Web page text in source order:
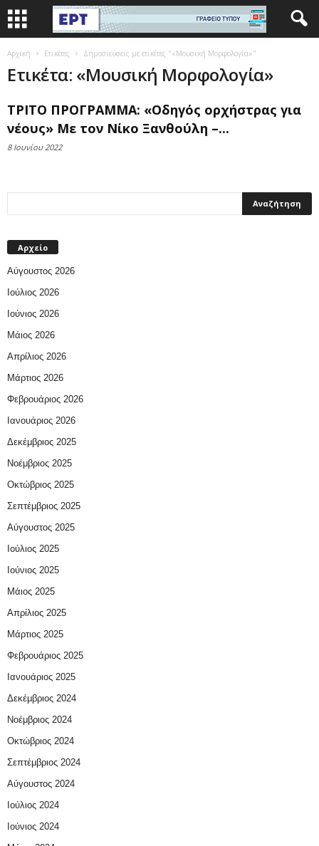
Αρχική Ετικέτες Δημοσιεύσεις με ετικέτες "«Μουσική Μορφολογία»"
Ετικέτα: «Μουσική Μορφολογία»
ΤΡΙΤΟ ΠΡΟΓΡΑΜΜΑ: «Οδηγός ορχήστρας για
νέους» Με τον Νίκο Ξανθούλη –...
8 Ιουνίου 2022
Αρχείο
Αύγουστος 2026
Ιούλιος 2026
Ιούνιος 2026
Μάιος 2026
Απρίλιος 2026
Μάρτιος 2026
Φεβρουάριος 2026
Ιανουάριος 2026
Δεκέμβριος 2025
Νοέμβριος 2025
Οκτώβριος 2025
Σεπτέμβριος 2025
Αύγουστος 2025
Ιούλιος 2025
Ιούνιος 2025
Μάιος 2025
Απρίλιος 2025
Μάρτιος 2025
Φεβρουάριος 2025
Ιανουάριος 2025
Δεκέμβριος 2024
Νοέμβριος 2024
Οκτώβριος 2024
Σεπτέμβριος 2024
Αύγουστος 2024
Ιούλιος 2024
Ιούνιος 2024